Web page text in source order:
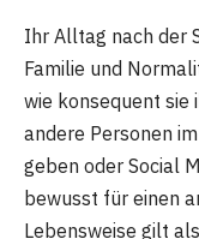
Ihr Alltag nach der
Familie und
wie konsequent sie
andere Personen
geben oder Social
bewusst für einen
Lebensweise gilt